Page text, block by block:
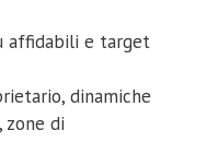
affidabili e target
dinamiche
di